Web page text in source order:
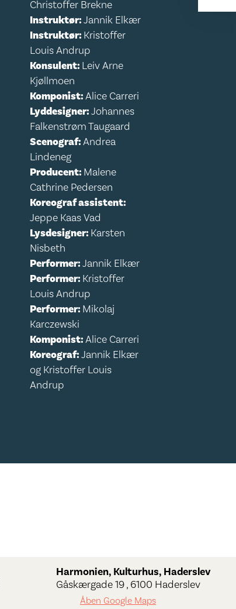
Christoffer Brekne
Instruktør:Jannik Elkær
Instruktør: Kristoffer
Louis Andrup
Konsulent: Leiv Arne
Kjøllmoen
Komponist:Alice Carreri
Lyddesigner:Johannes
Falkenstrøm Taugaard
Scenograf:Andrea
Lindeneg
Producent: Malene
Cathrine Pedersen
Koreograf assistent:
Jeppe Kaas Vad
Lysdesigner: Karsten
Nisbeth
Performer:Jannik Elkær
Performer: Kristoffer
Louis Andrup
Performer: Mikolaj
Karczewski
Komponist:Alice Carreri
Koreograf:Jannik Elkær
og Kristoffer Louis
Andrup
Harmonien, Kulturhus, Haderslev
Gåskærgade 19 , 6100 Haderslev
Åben Google Maps